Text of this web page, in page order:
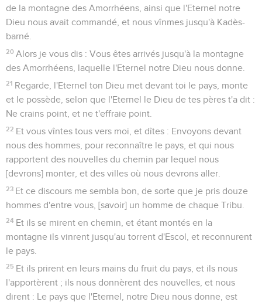
de la montagne des Amorrhéens, ainsi que l'Eternel notre
Dieu nous avait commandé, et nous vînmes jusqu'à Kadès-
barné.
20 Alors je vous dis : Vous êtes arrivés jusqu'à la montagne
des Amorrhéens, laquelle l'Eternel notre Dieu nous donne.
21 Regarde, l'Eternel ton Dieu met devant toi le pays, monte
et le possède, selon que l'Eternel le Dieu de tes pères t'a dit :
Ne crains point, et ne t'effraie point.
22 Et vous vîntes tous vers moi, et dîtes : Envoyons devant
nous des hommes, pour reconnaître le pays, et qui nous
rapportent des nouvelles du chemin par lequel nous
[devrons] monter, et des villes où nous devrons aller.
23 Et ce discours me sembla bon, de sorte que je pris douze
hommes d'entre vous, [savoir] un homme de chaque Tribu.
24 Et ils se mirent en chemin, et étant montés en la
montagne ils vinrent jusqu'au torrent d'Escol, et reconnurent
le pays.
25 Et ils prirent en leurs mains du fruit du pays, et ils nous
l'apportèrent ; ils nous donnèrent des nouvelles, et nous
dirent : Le pays que l'Eternel, notre Dieu nous donne, est